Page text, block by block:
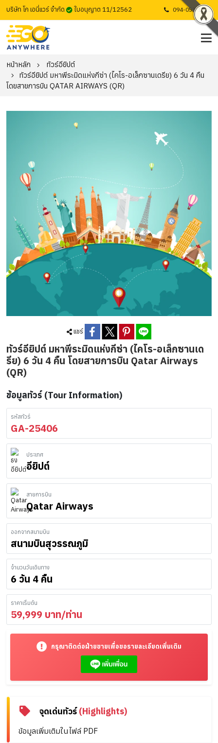
บริษัท โก เอนี่แวร์ จำกัด ใบอนุญาต 11/12562 094-053-1725
หน้าหลัก
ทัวร์อียิปต์
ทัวร์อียิปต์ มหาพีระมิดแห่งกีซ่า (ไคโร-อเล็กซานเดรีย) 6 วัน 4 คืน
โดยสายการบิน QATAR AIRWAYS (QR)
แชร์
ทัวร์อียิปต์ มหาพีระมิดแห่งกีซ่า (ไคโร-อเล็กซานเด
รีย) 6 วัน 4 คืน โดยสายการบิน Qatar Airways
(QR)
ข้อมูลทัวร์ (Tour Information)
รหัสทัวร์
GA-25406
ประเทศ
อียิปต์
สายการบิน
Qatar Airways
ออกจากสนามบิน
สนามบินสุวรรณภูมิ
จำนวนวันเดินทาง
6 วัน 4 คืน
ราคาเริ่มต้น
59,999 บาท/ท่าน
กรุณาติดต่อฝ่ายขายเพื่อขอรายละเอียดเพิ่มเติม
จุดเด่นทัวร์(Highlights)
ข้อมูลเพิ่มเติมในไฟล์ PDF